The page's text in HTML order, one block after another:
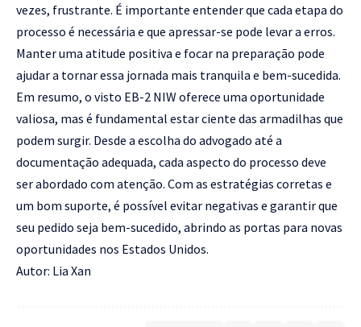
vezes, frustrante. É importante entender que cada etapa do
processo é necessária e que apressar-se pode levar a erros.
Manter uma atitude positiva e focar na preparação pode
ajudar a tornar essa jornada mais tranquila e bem-sucedida.
Em resumo, o visto EB-2 NIW oferece uma oportunidade
valiosa, mas é fundamental estar ciente das armadilhas que
podem surgir. Desde a escolha do advogado até a
documentação adequada, cada aspecto do processo deve
ser abordado com atenção. Com as estratégias corretas e
um bom suporte, é possível evitar negativas e garantir que
seu pedido seja bem-sucedido, abrindo as portas para novas
oportunidades nos Estados Unidos.
Autor: Lia Xan